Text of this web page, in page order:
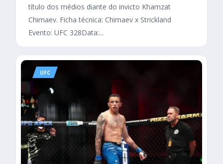
título dos médios diante do invicto Khamzat
Chimaev. Ficha técnica: Chimaev x Strickland
Evento: UFC 328Data:...
UFC